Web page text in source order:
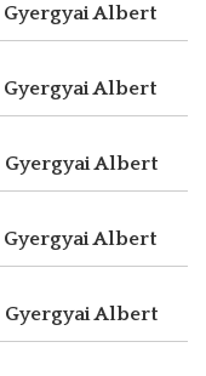
Gyergyai Albert
Gyergyai Albert
Gyergyai Albert
Gyergyai Albert
Gyergyai Albert